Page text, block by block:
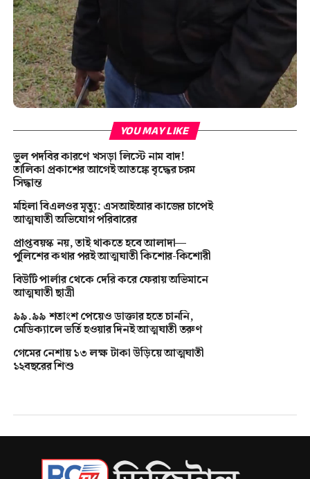
YOU MAY LIKE
ভুল পদবির কারণে খসড়া লিস্টে নাম বাদ!
তালিকা প্রকাশের আগেই আতঙ্কে বৃদ্ধের চরম
সিদ্ধান্ত
মহিলা বিএলওর মৃত্যু: এসআইআর কাজের চাপেই
আত্মঘাতী অভিযোগ পরিবারের
প্রাপ্তবয়স্ক নয়, তাই থাকতে হবে আলাদা—
পুলিশের কথার পরই আত্মঘাতী কিশোর-কিশোরী
বিউটি পার্লার থেকে দেরি করে ফেরায় অভিমানে
আত্মঘাতী ছাত্রী
৯৯.৯৯ শতাংশ পেয়েও ডাক্তার হতে চাননি,
মেডিক্যালে ভর্তি হওয়ার দিনই আত্মঘাতী তরুণ
গেমের নেশায় ১৩ লক্ষ টাকা উড়িয়ে আত্মঘাতী
১২বছরের শিশু